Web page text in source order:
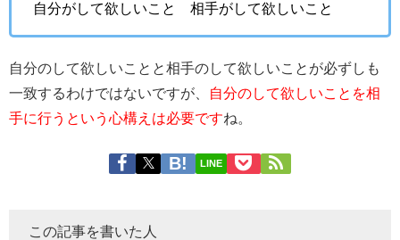
自分がして欲しいこと≠相手がして欲しいこと
自分のして欲しいことと相手のして欲しいことが必ずしも
一致するわけではないですが、
自分のして欲しいことを相
手に行うという心構えは必要ですね。
LINE
この記事を書いた人